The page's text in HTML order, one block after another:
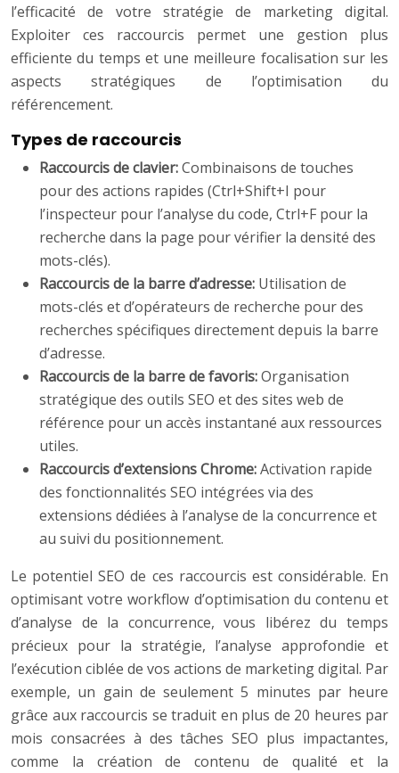
l’efficacité de votre stratégie de marketing digital.
Exploiter ces raccourcis permet une gestion plus
efficiente du temps et une meilleure focalisation sur les
aspects stratégiques de l’optimisation du
référencement.
Types de raccourcis
Raccourcis de clavier:Combinaisons de touches
pour des actions rapides (Ctrl+Shift+I pour
l’inspecteur pour l’analyse du code, Ctrl+F pour la
recherche dans la page pour vérifier la densité des
mots-clés).
Raccourcis de la barre d’adresse: Utilisation de
mots-clés et d’opérateurs de recherche pour des
recherches spécifiques directement depuis la barre
d’adresse.
Raccourcis de la barre de favoris:Organisation
stratégique des outils SEO et des sites web de
référence pour un accès instantané aux ressources
utiles.
Raccourcis d’extensions Chrome:Activation rapide
des fonctionnalités SEO intégrées via des
extensions dédiées à l’analyse de la concurrence et
au suivi du positionnement.
Le potentiel SEO de ces raccourcis est considérable. En
optimisant votre workflow d’optimisation du contenu et
d’analyse de la concurrence, vous libérez du temps
précieux pour la stratégie, l’analyse approfondie et
l’exécution ciblée de vos actions de marketing digital. Par
exemple, un gain de seulement 5 minutes par heure
grâce aux raccourcis se traduit en plus de 20 heures par
mois consacrées à des tâches SEO plus impactantes,
comme la création de contenu de qualité et la